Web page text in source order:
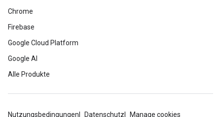
Chrome
Firebase
Google Cloud Platform
Google AI
Alle Produkte
Nutzungsbedingungen Datenschutz Manage cookies